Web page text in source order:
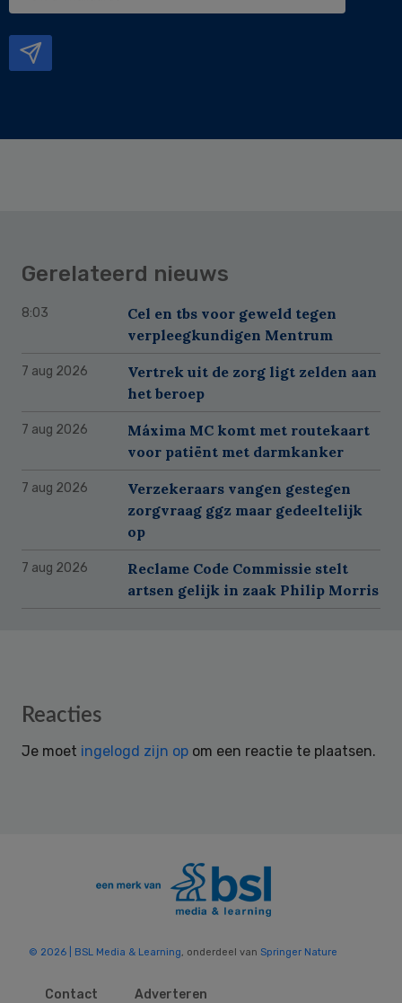
Gerelateerd nieuws
8:03
Cel en tbs voor geweld tegen
verpleegkundigen Mentrum
7 aug 2026
Vertrek uit de zorg ligt zelden aan
het beroep
7 aug 2026
Máxima MC komt met routekaart
voor patiënt met darmkanker
7 aug 2026
Verzekeraars vangen gestegen
zorgvraag ggz maar gedeeltelijk
op
7 aug 2026
Reclame Code Commissie stelt
artsen gelijk in zaak Philip Morris
Reader
Reacties
Je moet ingelogd zijn op om een reactie te plaatsen.
© 2026 | BSL Media & Learning, onderdeel van Springer Nature
Contact Adverteren